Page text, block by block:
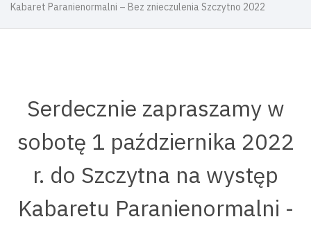
Kabaret Paranienormalni – Bez znieczulenia Szczytno 2022
Serdecznie zapraszamy w
sobotę 1 października 2022
r. do Szczytna na występ
Kabaretu Paranienormalni -